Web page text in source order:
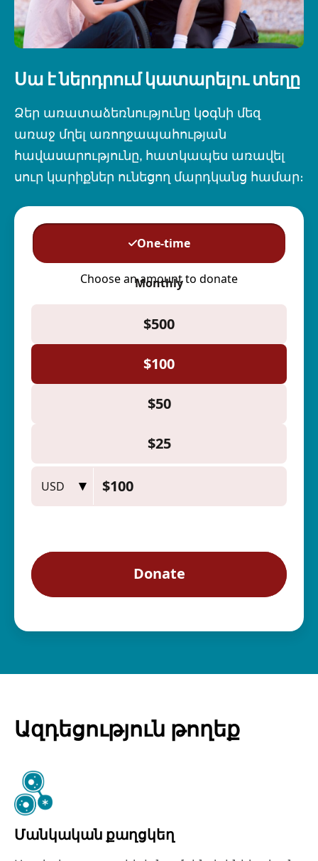
Սա է ներդրում կատարելու տեղը
Ձեր առատաձեռնությունը կօգնի մեզ
առաջ մղել առողջապահության
հավասարությունը, հատկապես առավել
սուր կարիքներ ունեցող մարդկանց համար։
Ազդեցություն թողեք
Մանկական քաղցկեղ